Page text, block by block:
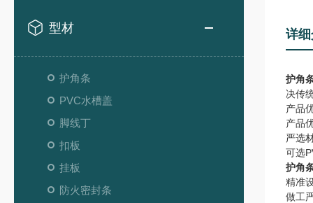
型材
护角条
PVC水槽盖
脚线丁
扣板
挂板
防火密封条
详
护角
决传
产品
产品
严选
可选
护角
精准
做工